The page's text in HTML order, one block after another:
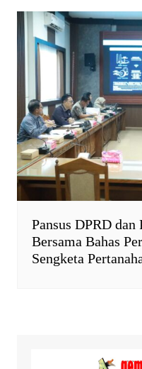
Pansus DPRD
Bersama Bahas
Sengketa